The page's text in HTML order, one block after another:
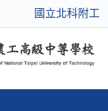
國立北科附工